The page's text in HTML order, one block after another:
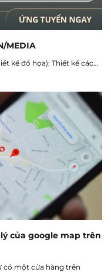
MEDIA
kế đồ họa): Thiết kế các…
của google map trên
có một cửa hàng trên